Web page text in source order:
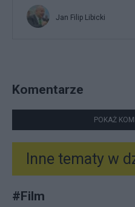
Jan Filip Libicki
Komentarze
POKAŻ
Inne tematy w
#Film